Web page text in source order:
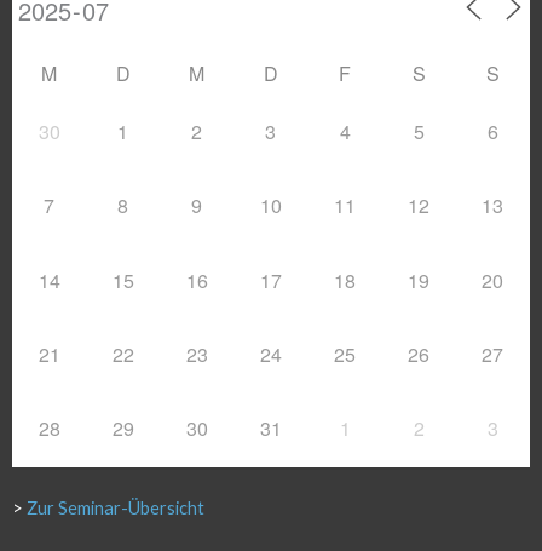
M D M D F S S
30 1 2 3 4 5 6
7 8 9 10 11 12 13
14 15 16 17 18 19 20
21 22 23 24 25 26 27
28 29 30 31 1 2 3
> Zur Seminar-Übersicht